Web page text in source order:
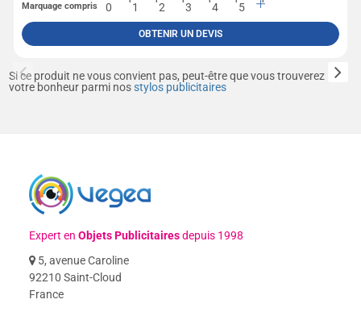
Marquage compris
OBTENIR UN DEVIS
Si ce produit ne vous convient pas, peut-être que vous trouverez
votre bonheur parmi nosstylos publicitaires
Expert enObjets Publicitairesdepuis 1998
5, avenue Caroline
92210 Saint-Cloud
France